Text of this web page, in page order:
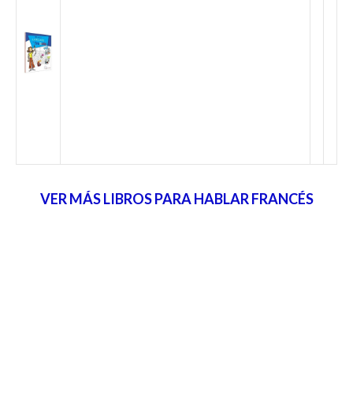
VER MÁS LIBROS PARA HABLAR FRANCÉS